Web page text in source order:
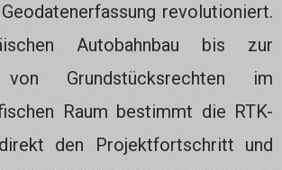
revolutioniert.
Autobahnbau bis zur
von Grundstücksrechten im
Raum bestimmt die RTK-
den Projektfortschritt und